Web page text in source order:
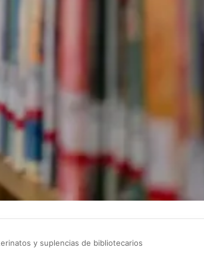
y suplencias de bibliotecarios